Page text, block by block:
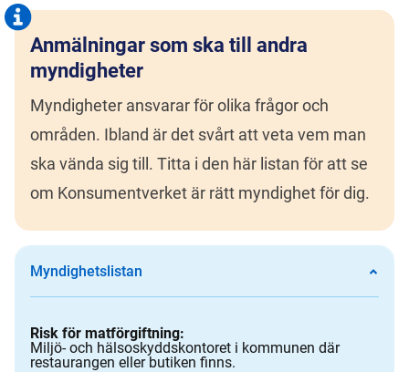
Anmälningar som ska till andra
myndigheter
Myndigheter ansvarar för olika frågor och
områden. Ibland är det svårt att veta vem man
ska vända sig till. Titta i den här listan för att se
om Konsumentverket är rätt myndighet för dig.
Myndighetslistan
Risk för matförgiftning:
Miljö- och hälsoskyddskontoret i kommunen där
restaurangen eller butiken finns.